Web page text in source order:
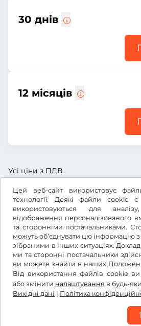
Цей веб-сайт використовує
технології. Деякі файли cookie
використовуються для
відображення персоналізованого
та сторонніми постачальниками.
можуть об’єднувати цю інформацію
зібраними в інших ситуаціях.
ми та сторонні постачальники
ви можете знайти в наших
Від використання файлів cookie
або змінити налаштування в будь-
Вихідні дані | Політика
30 днів
12 місяців
Усі ціни з ПДВ.
€EUR
Facebook Instagram
Умови та положення /право на
Політика конфіденційності